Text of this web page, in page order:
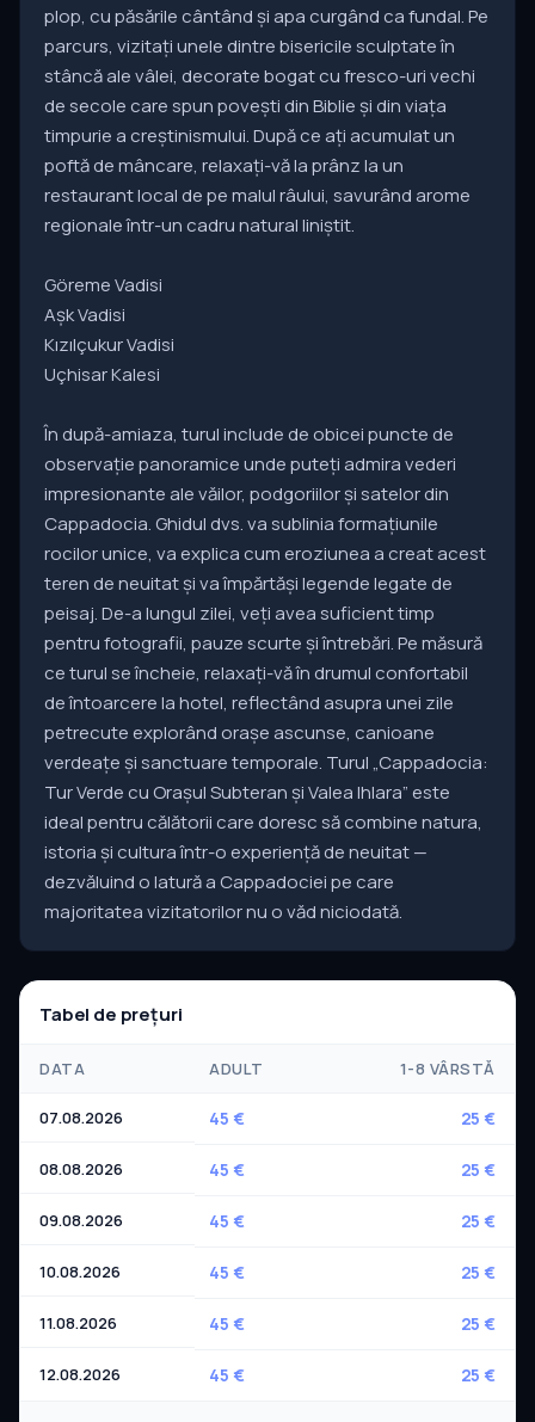
plop, cu păsările cântând și apa curgând ca fundal. Pe
parcurs, vizitați unele dintre bisericile sculptate în
stâncă ale vâlei, decorate bogat cu fresco-uri vechi
de secole care spun povești din Biblie și din viața
timpurie a creștinismului. După ce ați acumulat un
poftă de mâncare, relaxați-vă la prânz la un
restaurant local de pe malul râului, savurând arome
regionale într-un cadru natural liniștit.
Göreme Vadisi
Aşk Vadisi
Kızılçukur Vadisi
Uçhisar Kalesi
În după-amiaza, turul include de obicei puncte de
observație panoramice unde puteți admira vederi
impresionante ale văilor, podgoriilor și satelor din
Cappadocia. Ghidul dvs. va sublinia formațiunile
rocilor unice, va explica cum eroziunea a creat acest
teren de neuitat și va împărtăși legende legate de
peisaj. De-a lungul zilei, veți avea suficient timp
pentru fotografii, pauze scurte și întrebări. Pe măsură
ce turul se încheie, relaxați-vă în drumul confortabil
de întoarcere la hotel, reflectând asupra unei zile
petrecute explorând orașe ascunse, canioane
verdeațe și sanctuare temporale. Turul „Cappadocia:
Tur Verde cu Orașul Subteran și Valea Ihlara” este
ideal pentru călătorii care doresc să combine natura,
istoria și cultura într-o experiență de neuitat —
dezvăluind o latură a Cappadociei pe care
majoritatea vizitatorilor nu o văd niciodată.
Tabel de prețuri
DATA ADULT 1-8 VÂRSTĂ
07.08.2026 45 € 25 €
08.08.2026 45 € 25 €
09.08.2026 45 € 25 €
10.08.2026 45 € 25 €
11.08.2026 45 € 25 €
12.08.2026 45 € 25 €